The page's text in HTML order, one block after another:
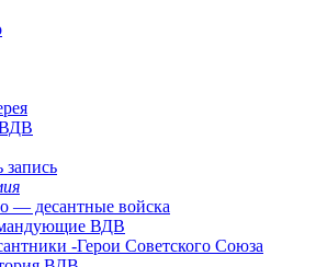
запись
— десантные войска
ВДВ
-Герои Советского Союза